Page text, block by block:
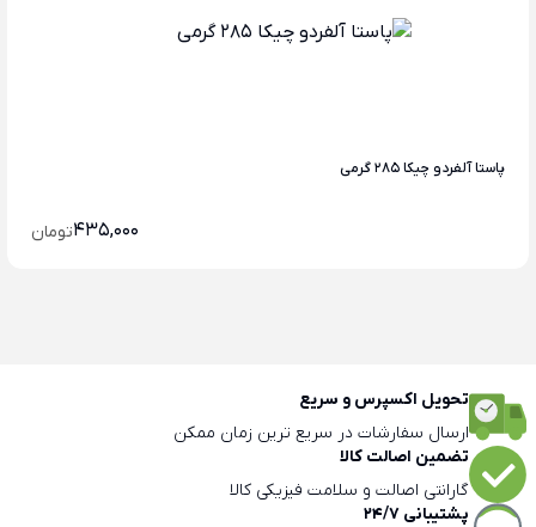
پاستا آلفردو چیکا 285 گرمی
435,000تومان
تحویل اکسپرس و سریع
ارسال سفارشات در سریع ترین زمان ممکن
تضمین اصالت کالا
گارانتی اصالت و سلامت فیزیکی کالا
پشتیبانی 24/7